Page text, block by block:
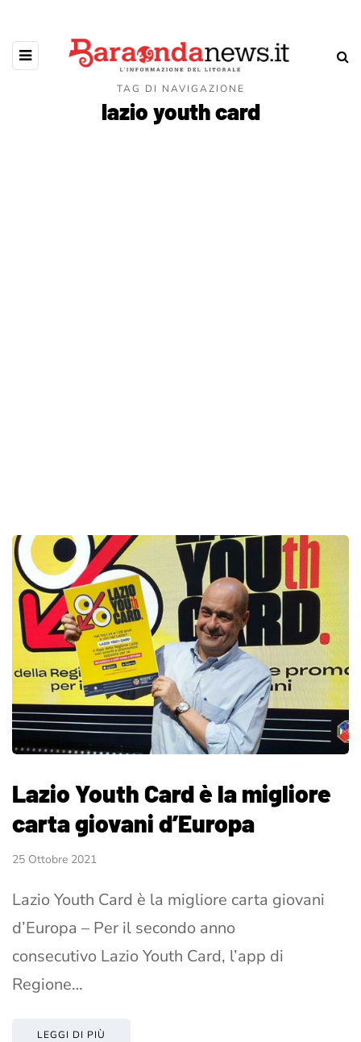
TAG DI NAVIGAZIONE
lazio youth card
Lazio Youth Card è la migliore
carta giovani d’Europa
25 Ottobre 2021
Lazio Youth Card è la migliore carta giovani
d’Europa – Per il secondo anno
consecutivo Lazio Youth Card, l’app di
Regione…
LEGGI DI PIÙ